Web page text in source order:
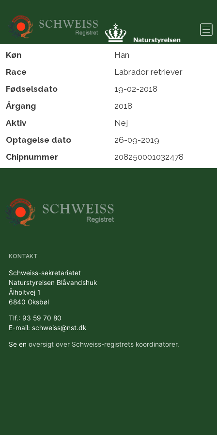
Køn
Han
Race
Labrador retriever
Fødselsdato
19-02-2018
Årgang
2018
Aktiv
Nej
Optagelse dato
26-09-2019
Chipnummer
208250001032478
KONTAKT
Schweiss-sekretariatet
Naturstyrelsen Blåvandshuk
Ålholtvej 1
6840 Oksbøl
Tlf.: 93 59 70 80
E-mail: schweiss@nst.dk
Se en oversigt over Schweiss-registrets koordinatorer.